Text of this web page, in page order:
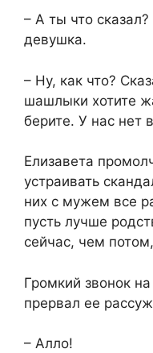
– А ты что
девушка.
– Ну, как что?
шашлыки хотите
берите. У нас нет
Елизавета
устраивать
них с мужем все
пусть лучше
сейчас, чем
Громкий звонок
прервал ее
– Алло!